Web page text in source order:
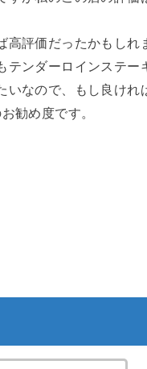
高評価だったかもしれ
テンダーロインステー
いなので、もし良けれ
勧め度です。